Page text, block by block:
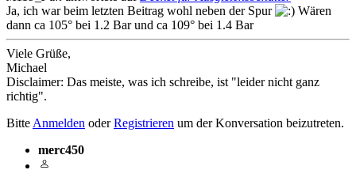
Ja, ich war beim letzten Beitrag wohl neben der Spur
Wären
dann ca 105° bei 1.2 Bar und ca 109° bei 1.4 Bar
Viele Grüße,
Michael
Disclaimer: Das meiste, was ich schreibe, ist "leider nicht ganz
richtig".
Bitte Anmelden oderRegistrieren um der Konversation beizutreten.
merc450